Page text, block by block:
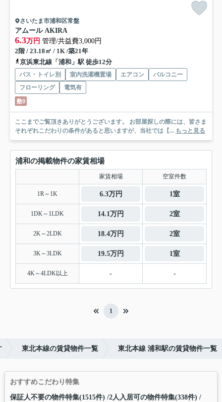
さいたま市浦和区常盤
アムール AKIRA
6.3万円 管理/共益費3,000円
2階 / 23.18㎡ / 1K /築21年
京浜東北線「浦和」駅 徒歩12分
バス・トイレ別 室内洗濯機置場 エアコン
バルコニー
フローリング
電気有
敷0
ここまでご覧頂きありがとうございます。 お部屋探しの際には、皆さま
それぞれこだわりの条件があると思いますが、当社では【... もっと見る
浦和の掲載物件の家賃相場
家賃相場 空室件数
1R～1K 6.3万円 1室
1DK～1LDK 14.1万円 2室
2K～2LDK 18.4万円 2室
3K～3LDK 19.5万円 1室
4K～4LDK以上 - -
1
東北本線の賃貸物件一覧 東北本線 浦和駅の賃貸物件一覧
おすすめこだわり特集
保証人不要の物件特集(1515件) 2人入居可の物件特集(338件)